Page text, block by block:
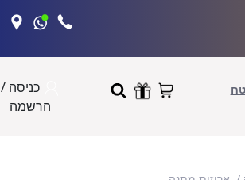
כניסה /
הרשמה